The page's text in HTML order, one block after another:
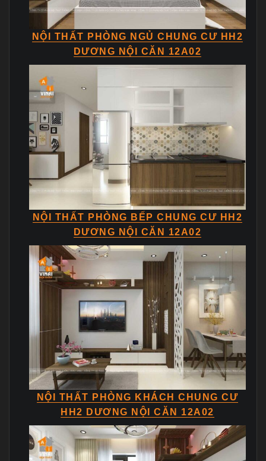
NỘI THẤT PHÒNG NGỦ CHUNG CƯ HH2
DƯƠNG NỘI CĂN 12A02
NỘI THẤT PHÒNG BẾP CHUNG CƯ HH2
DƯƠNG NỘI CĂN 12A02
NỘI THẤT PHÒNG KHÁCH CHUNG CƯ
HH2 DƯƠNG NỘI CĂN 12A02